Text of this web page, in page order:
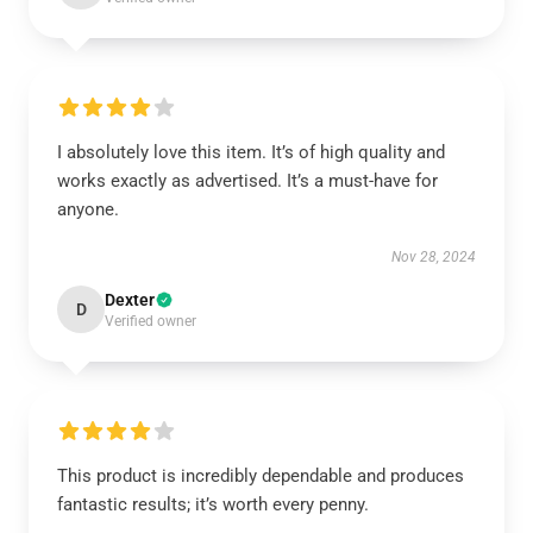
I absolutely love this item. It’s of high quality and
works exactly as advertised. It’s a must-have for
anyone.
Nov 28, 2024
D Dexter
Verified owner
This product is incredibly dependable and produces
fantastic results; it’s worth every penny.